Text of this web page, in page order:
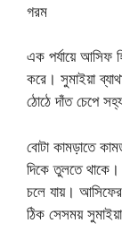
গরম
এক পর্যায়ে আসিফ
করে। সুমাইয়া
ঠোঠে দাঁত চেপে
বোটা কামড়াতে
দিকে তুলতে থাকে।
চলে যায়। আসিফের
ঠিক সেসময়